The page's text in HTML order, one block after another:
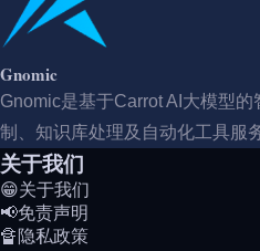
Gnomic
Gnomic是基于Carrot AI大模型
制、知识库处理及自动化工具服务
关于我们
😁关于我们
📢免责声明
🔏隐私政策